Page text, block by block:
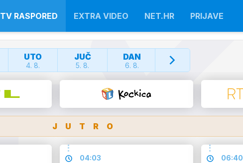
TV RASPORED EXTRA VIDEO NET.HR PRIJAVE
UTO
4. 8.
JUČ
5. 8.
DAN
6. 8.
SUT
JUTRO
04:03 06:40